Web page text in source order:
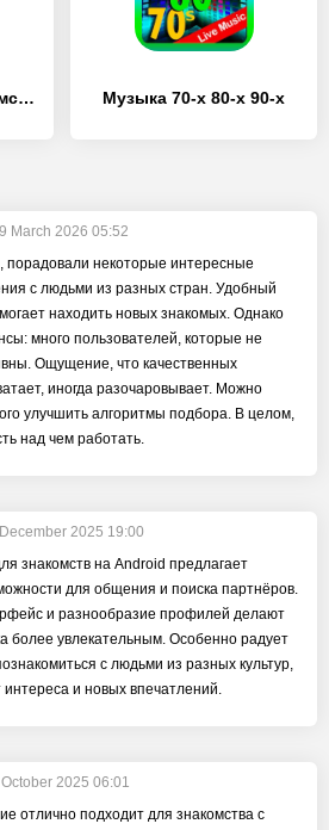
VietnamCupid: знакомства - [Без рекламы] Музыка 70-х 80-х 90-х
9 March 2026 05:52
порадовали некоторые интересные
с людьми из разных стран. Удобный
находить новых знакомых. Однако
много пользователей, которые не
Ощущение, что качественных
иногда разочаровывает. Можно
улучшить алгоритмы подбора. В целом,
над чем работать.
2025 19:00
знакомств на Android предлагает
для общения и поиска партнёров.
и разнообразие профилей делают
более увлекательным. Особенно радует
с людьми из разных культур,
интереса и новых впечатлений.
2025 06:01
отлично подходит для знакомства с